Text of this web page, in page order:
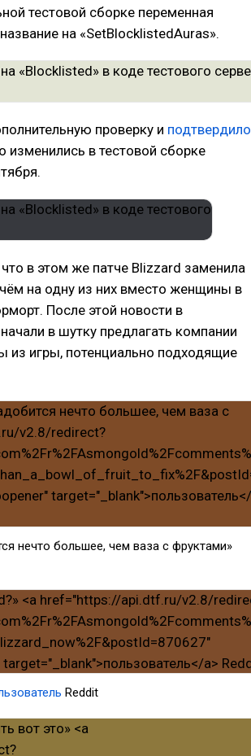
тестовой сборке переменная
на «SetBlocklistedAuras».
проверку и подтвердило
изменились в тестовой сборке
что в этом же патче Blizzard заменила
на одну из них вместо женщины в
После этой новости в
в шутку предлагать компании
из игры, потенциально подходящие
нечто большее, чем ваза с фруктами»
Reddit